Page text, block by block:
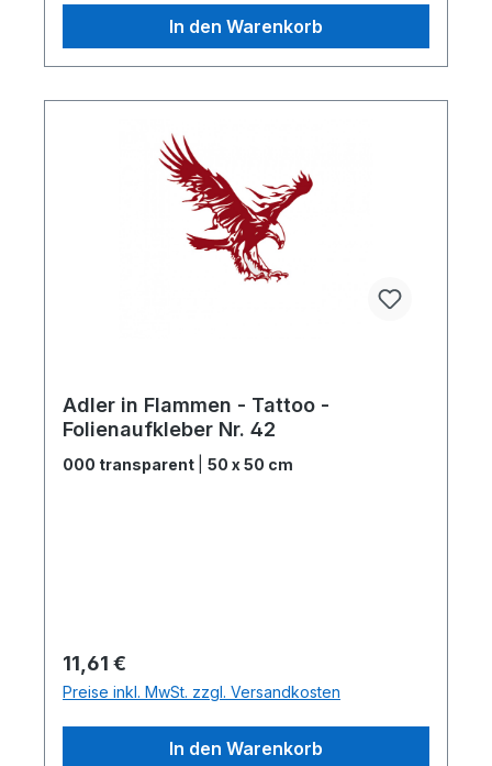
In den Warenkorb
Adler in Flammen - Tattoo -
Folienaufkleber Nr. 42
000 transparent 50 x 50 cm
Regulärer Preis:
11,61 €
Preise inkl. MwSt. zzgl. Versandkosten
In den Warenkorb